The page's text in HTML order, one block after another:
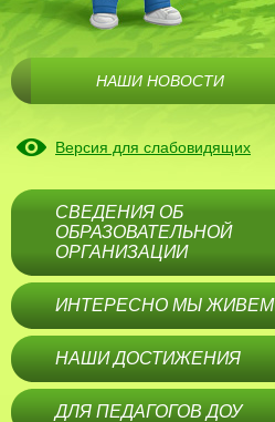
Версия для слабовидящих
СВЕДЕНИЯ ОБ
ОБРАЗОВАТЕЛЬНОЙ
ОРГАНИЗАЦИИ
ИНТЕРЕСНО МЫ ЖИВЕМ
НАШИ ДОСТИЖЕНИЯ
ДЛЯ ПЕДАГОГОВ ДОУ
НАШИ НОВОСТИ